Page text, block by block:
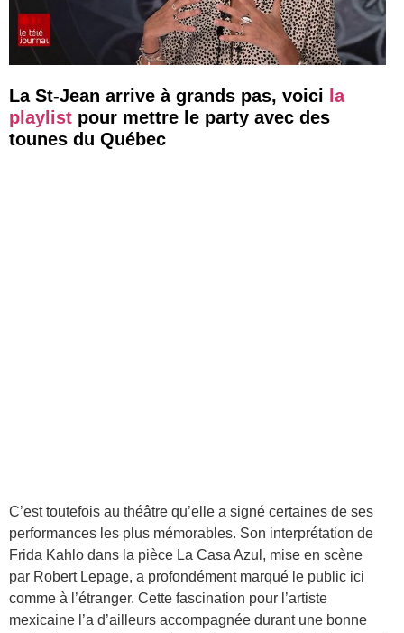
La St-Jean arrive à grands pas, voici la
playlist pour mettre le party avec des
tounes du Québec
C’est toutefois au théâtre qu’elle a signé certaines de ses
performances les plus mémorables. Son interprétation de
Frida Kahlo dans la pièce La Casa Azul, mise en scène
par Robert Lepage, a profondément marqué le public ici
comme à l’étranger. Cette fascination pour l’artiste
mexicaine l’a d’ailleurs accompagnée durant une bonne